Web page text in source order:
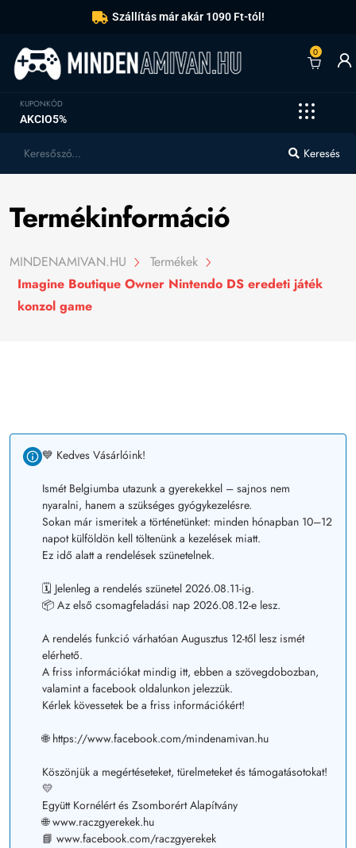
Szállítás már akár 1090 Ft-tól!
0
KUPONKÓD
AKCIO5%
Keresés
Termékinformáció
MINDENAMIVAN.HU
Termékek
Imagine Boutique Owner Nintendo DS eredeti játék
konzol game
💙 Kedves Vásárlóink!
Ismét Belgiumba utazunk a gyerekekkel – sajnos nem
nyaralni, hanem a szükséges gyógykezelésre.
Sokan már ismeritek a történetünket: minden hónapban 10–12
napot külföldön kell töltenünk a kezelések miatt.
Ez idő alatt a rendelések szünetelnek.
🗓️ Jelenleg a rendelés szünetel 2026.08.11-ig.
📦 Az első csomagfeladási nap 2026.08.12-e lesz.
A rendelés funkció várhatóan Augusztus 12-től lesz ismét
elérhető.
A friss információkat mindig itt, ebben a szövegdobozban,
valamint a facebook oldalunkon jelezzük.
Kérlek kövessetek be a friss információkért!
🌐 https://www.facebook.com/mindenamivan.hu
Köszönjük a megértéseteket, türelmeteket és támogatásotokat!
💛
Együtt Kornélért és Zsomborért Alapítvány
🌐 www.raczgyerekek.hu
📘 www.facebook.com/raczgyerekek